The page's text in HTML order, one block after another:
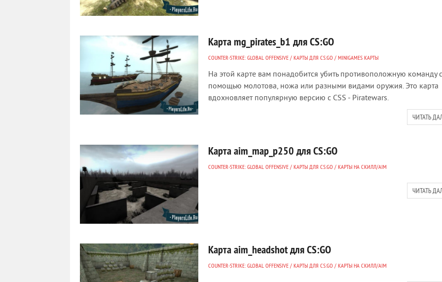
Карта mg_pirates_b1 для CS:GO
COUNTER-STRIKE: GLOBAL OFFENSIVE / КАРТЫ ДЛЯ CS:GO / MINIGAMES КАРТЫ
На этой карте вам понадобится убить противоположную команду с
помощью молотова, ножа или разными видами оружия. Это карта
вдохновляет популярную версию с CSS - Piratewars.
ЧИТАТЬ
Карта aim_map_p250 для CS:GO
COUNTER-STRIKE: GLOBAL OFFENSIVE / КАРТЫ ДЛЯ CS:GO / КАРТЫ НА СКИЛЛ/AIM
ЧИТАТЬ
Карта aim_headshot для CS:GO
COUNTER-STRIKE: GLOBAL OFFENSIVE / КАРТЫ ДЛЯ CS:GO / КАРТЫ НА СКИЛЛ/AIM